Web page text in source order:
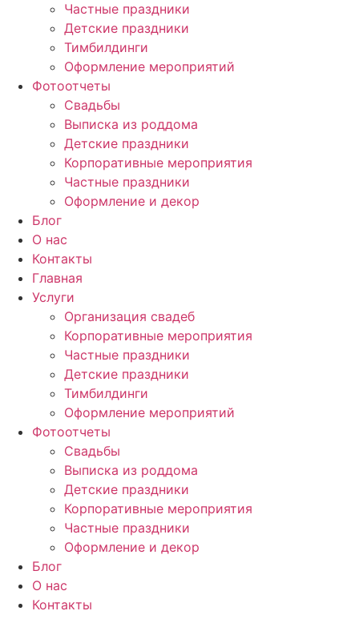
Частные праздники
Детские праздники
Тимбилдинги
Оформление мероприятий
Фотоотчеты
Cвадьбы
Выписка из роддома
Детские праздники
Корпоративные мероприятия
Частные праздники
Оформление и декор
Блог
О нас
Контакты
Главная
Услуги
Организация свадеб
Корпоративные мероприятия
Частные праздники
Детские праздники
Тимбилдинги
Оформление мероприятий
Фотоотчеты
Cвадьбы
Выписка из роддома
Детские праздники
Корпоративные мероприятия
Частные праздники
Оформление и декор
Блог
О нас
Контакты